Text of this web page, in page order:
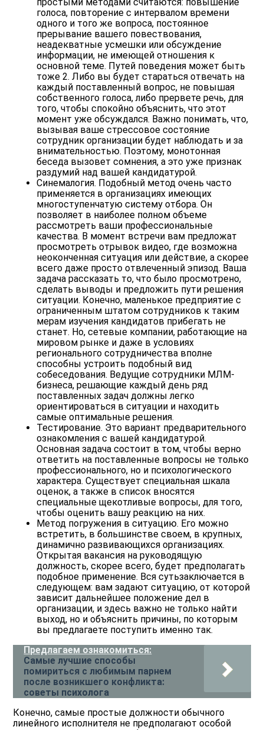
голоса, повторение с интервалом времени
одного и того же вопроса, постоянное
прерывание вашего повествования,
неадекватные усмешки или обсуждение
информации, не имеющей отношения к
основной теме. Путей поведения может быть
тоже2. Либо вы будет стараться отвечать на
каждый поставленный вопрос, не повышая
собственного голоса, либо прервете речь, для
того, чтобы спокойно объяснить, что этот
момент уже обсуждался. Важно понимать, что,
вызывая вашестрессовое состояние
сотрудник организации будет наблюдать и за
внимательностью. Поэтому, монотонная
беседа вызовет сомнения, а это уже признак
раздумий над вашей кандидатурой.
Синемалогия. Подобный метод очень часто
применяется в организациях имеющих
многоступенчатую систему отбора. Он
позволяет в наиболее полном объеме
рассмотреть ваши профессиональные
качества. В момент встречи вам предложат
просмотреть отрывок видео, где возможна
неоконченнаяситуация илидействие, а скорее
всего даже просто отвлеченный эпизод. Ваша
задача рассказать то, что было просмотрено,
сделать выводы и предложить пути решения
ситуации. Конечно, маленькое предприятие с
ограниченным штатом сотрудников к таким
мерам изучения кандидатов прибегать не
станет. Но,сетевые компании, работающие на
мировом рынке и даже в условиях
регионального сотрудничества вполне
способны устроить подобный вид
собеседования. Ведущие сотрудники МЛМ-
бизнеса, решающие каждый день ряд
поставленных задач должны легко
ориентироваться в ситуации и находить
самые оптимальные решения.
Тестирование. Это вариант предварительного
ознакомления с вашей кандидатурой.
Основная задача состоит в том, чтобы верно
ответить на поставленные вопросы не только
профессионального, но и психологического
характера. Существует специальная шкала
оценок, а также в список вносятся
специальные щекотливые вопросы, для того,
чтобы оценить вашу реакцию на них.
Метод погружения в ситуацию. Его можно
встретить, в большинстве своем, в крупных,
динамично развивающихся организациях.
Открытая вакансия на руководящую
должность, скорее всего, будет предполагать
подобное применение. Всясутьзаключается в
следующем: вам задают ситуацию, от которой
зависит дальнейшее положение дел в
организации, и здесь важно не только найти
выход, но и объяснить причины, по которым
вы предлагаете поступить именно так.
Предлагаем ознакомиться:
Самые лучшие способы
помириться с любимым парнем
после возникшего конфликта:
советы психолога
Конечно, самые простые должности обычного
линейного исполнителя не предполагают особой